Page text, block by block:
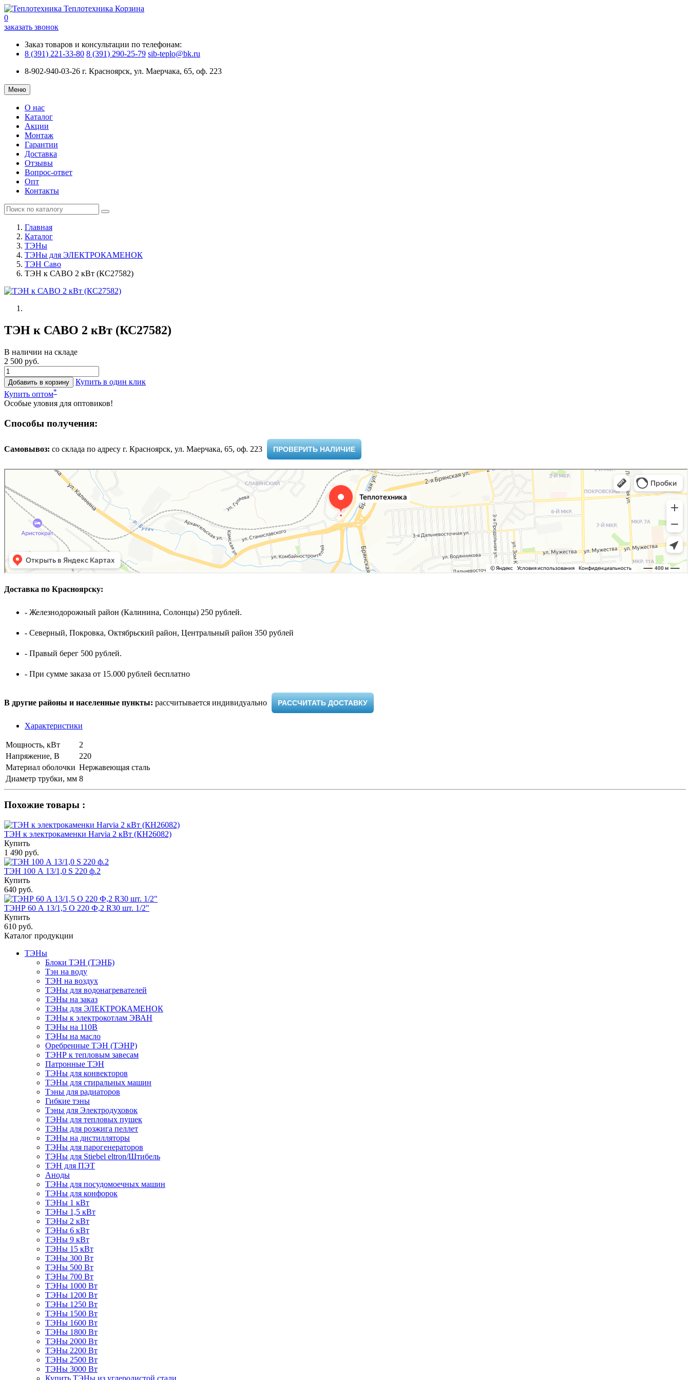
Теплотехника Корзина
0
заказать звонок
Заказ товаров и консультации по телефонам:
8 (391) 221-33-80 8 (391) 290-25-79 sib-teplo@bk.ru
8-902-940-03-26 г. Красноярск, ул. Маерчака, 65, оф. 223
Меню
О нас
Каталог
Акции
Монтаж
Гарантии
Доставка
Отзывы
Вопрос-ответ
Опт
Контакты
Главная
Каталог
ТЭНы
ТЭНы для ЭЛЕКТРОКАМЕНОК
ТЭН Саво
ТЭН к САВО 2 кВт (КС27582)
ТЭН к САВО 2 кВт (КС27582)
В наличии на складе
2 500 руб.
Добавить в корзину
Купить в один клик
Купить оптом*
Особые уловия для оптовиков!
Способы получения:
Самовывоз: cо склада по адресу г. Красноярск, ул. Маерчака, 65, оф. 223 ​ ПРОВЕРИТЬ НАЛИЧИЕ
Доставка по Красноярску:
- Железнодорожный район (Калинина, Солонцы) 250 рублей.
- Северный, Покровка, Октябрьский район, Центральный район 350 рублей
- Правый берег 500 рублей.
- При сумме заказа от 15.000 рублей бесплатно
В другие районы и населенные пункты: рассчитывается индивидуально ​ РАССЧИТАТЬ ДОСТАВКУ
Характеристики
Мощность, кВт
2
Напряжение, В
220
Материал оболочки Нержавеющая сталь
Диаметр трубки, мм 8
Похожие товары :
ТЭН к электрокаменки Harvia 2 кВт (КН26082)
Купить
1 490 руб.
ТЭН 100 А 13/1,0 S 220 ф.2
Купить
640 руб.
ТЭНР 60 А 13/1,5 О 220 Ф,2 R30 шт. 1/2"
Купить
610 руб.
Каталог продукции
ТЭНы
Блоки ТЭН (ТЭНБ)
Тэн на воду
ТЭН на воздух
ТЭНы для водонагревателей
ТЭНы на заказ
ТЭНы для ЭЛЕКТРОКАМЕНОК
ТЭНы к электрокотлам ЭВАН
ТЭНы на 110В
ТЭНы на масло
Оребренные ТЭН (ТЭНР)
ТЭНР к тепловым завесам
Патронные ТЭН
ТЭНы для конвекторов
ТЭНы для стиральных машин
Тэны для радиаторов
Гибкие тэны
Тэны для Электродуховок
ТЭНы для тепловых пушек
ТЭНы для розжига пеллет
ТЭНы на дистилляторы
ТЭНы для парогенераторов
ТЭНы для Stiebel eltron/Штибель
ТЭН для ПЭТ
Аноды
ТЭНы для посудомоечных машин
ТЭНы для конфорок
ТЭНы 1 кВт
ТЭНы 1,5 кВт
ТЭНы 2 кВт
ТЭНы 6 кВт
ТЭНы 9 кВт
ТЭНы 15 кВт
ТЭНы 300 Вт
ТЭНы 500 Вт
ТЭНы 700 Вт
ТЭНы 1000 Вт
ТЭНы 1200 Вт
ТЭНы 1250 Вт
ТЭНы 1500 Вт
ТЭНы 1600 Вт
ТЭНы 1800 Вт
ТЭНы 2000 Вт
ТЭНы 2200 Вт
ТЭНы 2500 Вт
ТЭНы 3000 Вт
Купить ТЭНы из углеродистой стали